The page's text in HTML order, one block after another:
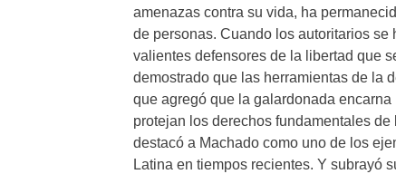
amenazas contra su vida, ha
de personas. Cuando los autoritarios
valientes defensores de la libertad que
demostrado que las herramientas de la
que agregó que la galardonada
protejan los derechos fundamentales
destacó a Machado como uno de los
Latina en tiempos recientes. Y subrayó